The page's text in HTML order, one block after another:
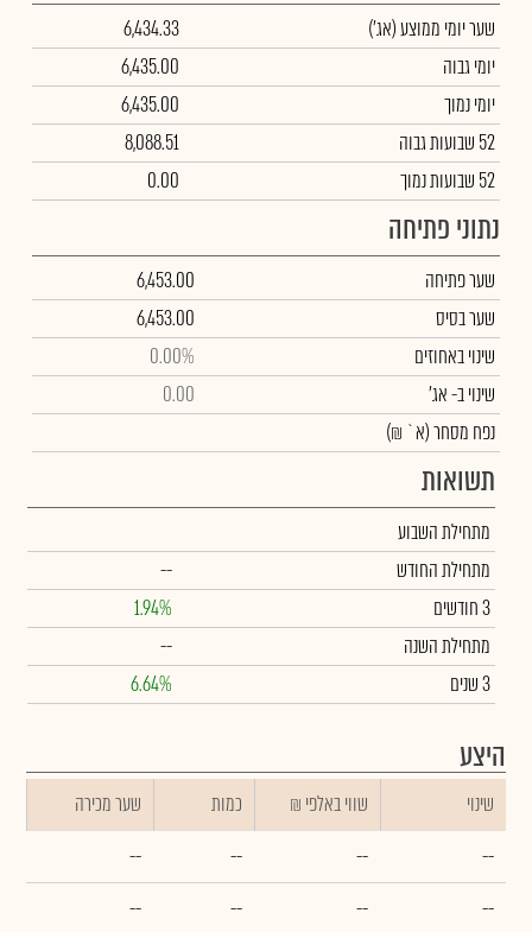
שער יומי ממוצע(אג')
6,434.33
יומי גבוה
6,435.00
יומי נמוך
6,435.00
52 שבועות גבוה
8,088.51
52 שבועות נמוך
0.00
נתוני פתיחה
שער פתיחה
6,453.00
שער בסיס
6,453.00
שינוי באחוזים
0.00%
שינויב- אג'
0.00
נפח מסחר(א` ₪)
תשואות
מתחילת השבוע
מתחילת החודש
--
3 חודשים
1.94%
מתחילת השנה
--
3 שנים
6.64%
היצע
שינוי ₪ שווי באלפי כמות
שער מכירה
--
--
--
--
--
--
--
--